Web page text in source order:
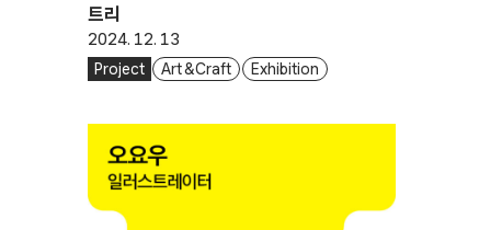
트리
2024. 12. 13
Project Art & Craft Exhibition